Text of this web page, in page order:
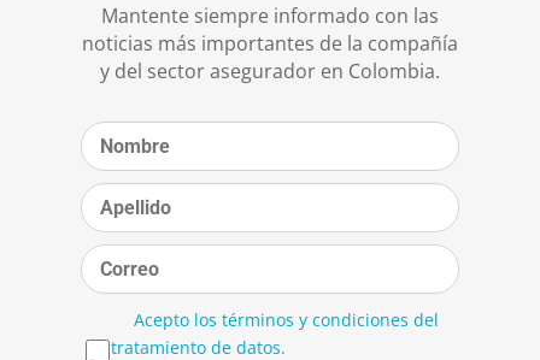
Mantente siempre informado con las
noticias más importantes de la compañía
y del sector asegurador en Colombia.
Acepto los términos y condiciones del
tratamiento de datos.